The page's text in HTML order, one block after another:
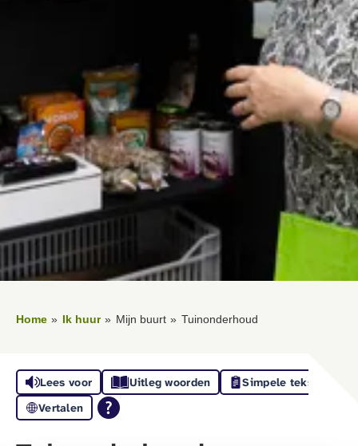
Home Ik huur Mijn buurt Tuinonderhoud
Lees voor Uitleg woorden
Simpele tekst
Vertalen